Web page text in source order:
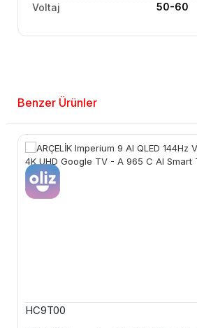
Voltaj
50-60
Benzer Ürünler
HC9T00